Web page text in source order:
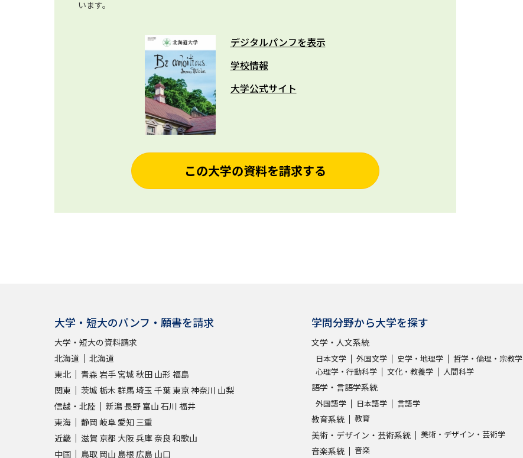
います。
デジタルパンフを表示
学校情報
大学公式サイト
この大学の資料を請求する
大学・短大のパンフ・願書を請求
大学・短大の資料請求
北海道
北海道
東北
青森 岩手 宮城 秋田 山形 福島
関東
茨城 栃木 群馬埼玉 千葉東京神奈川 山梨
信越・北陸
新潟長野 富山 石川 福井
東海
静岡 岐阜 愛知 三重
近畿
滋賀 京都 大阪兵庫奈良 和歌山
中国
鳥取 岡山 島根 広島 山口
学問分野から大学を探す
文学・人文系統
日本文学 外国文学 史学・地理学
哲学・倫理・宗教学
心理学・行動科学
文化・教養学 人間科学
語学・言語学系統
外国語学 日本語学 言語学
教育系統 教育
美術・デザイン・芸術系統 美術・デザイン・芸術学
音楽系統 音楽